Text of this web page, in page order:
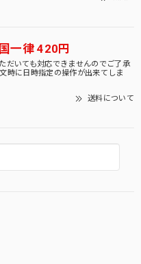
一律 420円
だいても対応できませんのでご了承
時に日時指定の操作が出来てしま
送料について